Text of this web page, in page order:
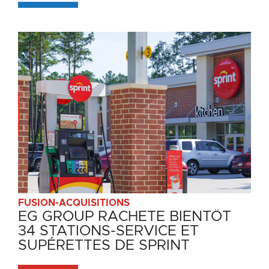
FUSION-ACQUISITIONS
EG GROUP RACHETE BIENTÔT
34 STATIONS-SERVICE ET
SUPÉRETTES DE SPRINT
FUSION-ACQUISITIONS
EG GROUP ACQUIERT
COOPLANDS
FUSION-ACQUISITIONS
EG GROUPE ACQUIERT 52
RESTAURANTS KFC